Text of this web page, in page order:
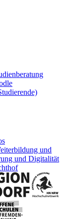
und
und Digitalität